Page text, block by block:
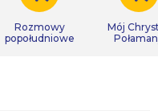
Rozmowy
popołudniowe
Mój